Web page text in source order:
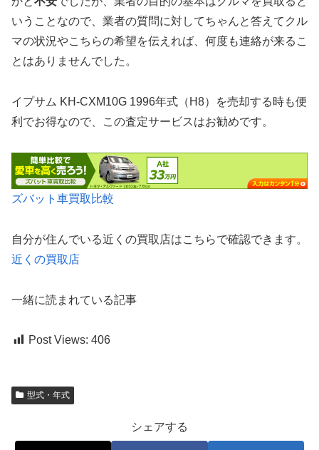
いうことなので、業者の質問に対してちゃんと答えてクル
マの状況やこちらの希望を伝えれば、何度も連絡が来るこ
とはありませんでした。
イプサム KH-CXM10G 1996年式（H8）を売却する時も便
利でお得なので、この査定サービスはお勧めです。
ズバット車買取比較
自分が住んでいる近くの買取店はこちらで確認できます。
近くの買取店
一緒に読まれている記事
Post Views: 406
型式・年式
シェアする